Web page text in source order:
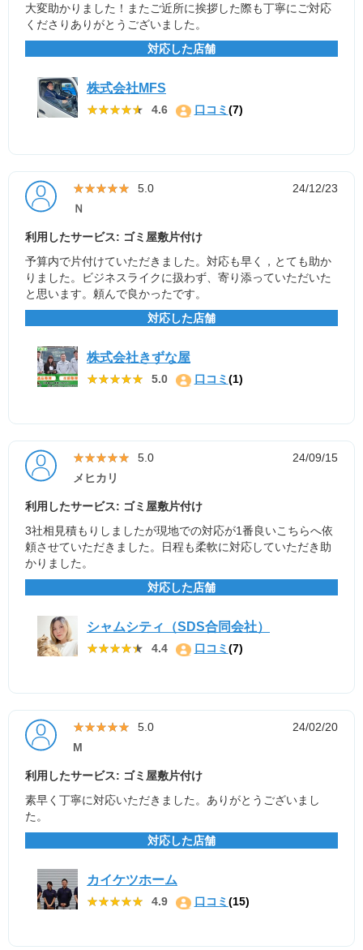
大変助かりました！またご近所に挨拶した際も丁寧にご対応
くださりありがとうございました。
対応した店舗
株式会社MFS
★★★★★
★★★★★ 4.6 口コミ(7)
★★★★★
★★★★★ 5.0
24/12/23
Ｎ
利用したサービス: ゴミ屋敷片付け
予算内で片付けていただきました。対応も早く，とても助か
りました。ビジネスライクに扱わず、寄り添っていただいた
と思います。頼んで良かったです。
対応した店舗
株式会社きずな屋
★★★★★
★★★★★ 5.0 口コミ(1)
★★★★★
★★★★★ 5.0
24/09/15
メヒカリ
利用したサービス: ゴミ屋敷片付け
3社相見積もりしましたが現地での対応が1番良いこちらへ依
頼させていただきました。日程も柔軟に対応していただき助
かりました。
対応した店舗
シャムシティ（SDS合同会社）
★★★★★
★★★★★ 4.4 口コミ(7)
★★★★★
★★★★★ 5.0
24/02/20
M
利用したサービス: ゴミ屋敷片付け
素早く丁寧に対応いただきました。ありがとうございまし
た。
対応した店舗
カイケツホーム
★★★★★
★★★★★ 4.9 口コミ(15)